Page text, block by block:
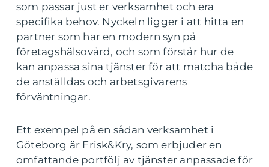
som passar just er verksamhet och era
specifika behov. Nyckeln ligger i att hitta en
partner som har en modern syn på
företagshälsovård, och som förstår hur de
kan anpassa sina tjänster för att matcha både
de anställdas och arbetsgivarens
förväntningar.
Ett exempel på en sådan verksamhet i
Göteborg är Frisk&Kry, som erbjuder en
omfattande portfölj av tjänster anpassade för